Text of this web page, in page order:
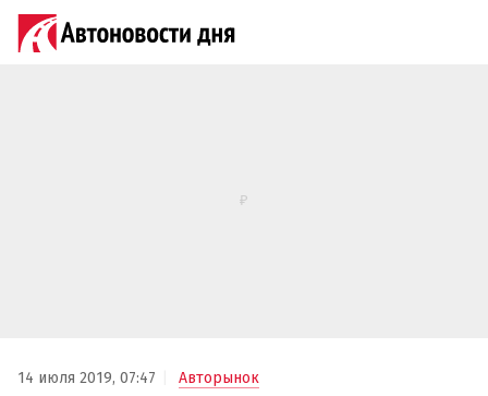
14 июля 2019, 07:47 Авторынок